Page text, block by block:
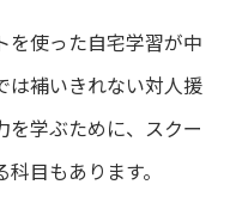
を使った自宅学習が中
は補いきれない対人援
を学ぶために、スクー
目もあります。